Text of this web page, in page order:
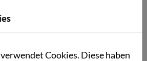
Cookies. Diese haben